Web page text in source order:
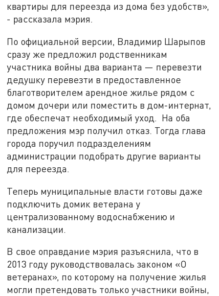
квартиры для переезда из дома без удобств»,
- рассказала мэрия.
По официальной версии, Владимир Шарыпов
сразу же предложил родственникам
участника войны два варианта — перевезти
дедушку перевезти в предоставленное
благотворителем арендное жилье рядом с
домом дочери или поместить в дом-интернат,
где обеспечат необходимый уход. На оба
предложения мэр получил отказ. Тогда глава
города поручил подразделениям
администрации подобрать другие варианты
для переезда.
Теперь муниципальные власти готовы даже
подключить домик ветерана у
централизованному водоснабжению и
канализации.
В свое оправдание мэрия разъяснила, что в
2013 году руководствовалась законом «О
ветеранах», по которому на получение жилья
могли претендовать только участники войны,